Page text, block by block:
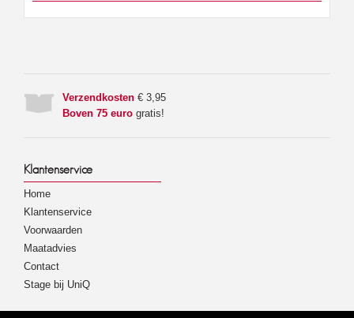
Verzendkosten € 3,95
Boven 75 euro gratis!
Klantenservice
Home
Klantenservice
Voorwaarden
Maatadvies
Contact
Stage bij UniQ